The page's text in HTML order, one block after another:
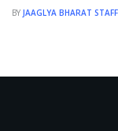
BY JAAGLYA BHARAT STAFF